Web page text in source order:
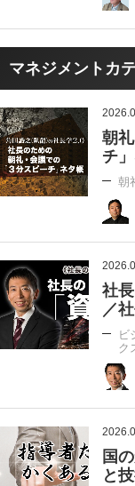
マネジメントカ
朝
チ
朝
社
／
ビ
ク
国
と